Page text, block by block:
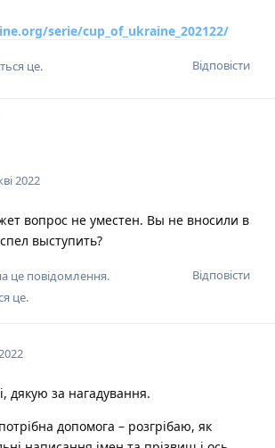
serie/cup_of_ukraine_202122/
Відповісти
це.
2022
вопрос не уместен. Вы не вносили в
выступить?
Відповісти
це повідомлення.
це.
дякую за нагадування.
допомога – розгрібаю, як